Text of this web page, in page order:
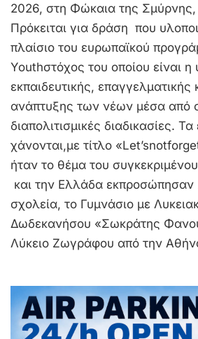
2026, στη Φώκαια της Σμύρνης,
Πρόκειται για δράση που
πλαίσιο του ευρωπαϊκού
Youthστόχος του οποίου είναι η
εκπαιδευτικής, επαγγελματικής
ανάπτυξης των νέων μέσα από
διαπολιτισμικές διαδικασίες.
χάνονται,με τίτλο
ήταν το θέμα του
και την Ελλάδα
σχολεία, το Γυμνάσιο με
Δωδεκανήσου «Σωκράτης
Λύκειο Ζωγράφου από την